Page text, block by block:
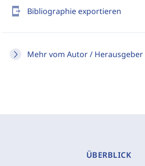
send_to_mobile Bibliographie exportieren
Mehr vom Autor / Herausgeber
ÜBERBLICK